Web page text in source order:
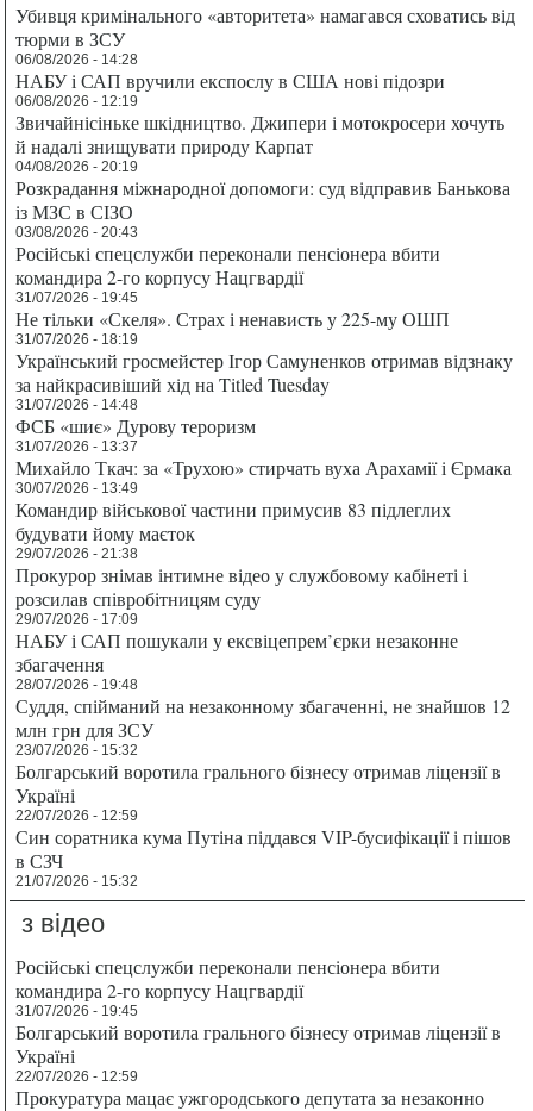
Убивця кримінального «авторитета» намагався сховатись від
тюрми в ЗСУ
06/08/2026 - 14:28
НАБУ і САП вручили експослу в США нові підозри
06/08/2026 - 12:19
Звичайнісіньке шкідництво. Джипери і мотокросери хочуть
й надалі знищувати природу Карпат
04/08/2026 - 20:19
Розкрадання міжнародної допомоги: суд відправив Банькова
із МЗС в СІЗО
03/08/2026 - 20:43
Російські спецслужби переконали пенсіонера вбити
командира 2-го корпусу Нацгвардії
31/07/2026 - 19:45
Не тільки «Скеля». Страх і ненависть у 225-му ОШП
31/07/2026 - 18:19
Український гросмейстер Ігор Самуненков отримав відзнаку
за найкрасивіший хід на Titled Tuesday
31/07/2026 - 14:48
ФСБ «шиє» Дурову тероризм
31/07/2026 - 13:37
Михайло Ткач: за «Трухою» стирчать вуха Арахамії і Єрмака
30/07/2026 - 13:49
Командир військової частини примусив 83 підлеглих
будувати йому маєток
29/07/2026 - 21:38
Прокурор знімав інтимне відео у службовому кабінеті і
розсилав співробітницям суду
29/07/2026 - 17:09
НАБУ і САП пошукали у ексвіцепрем’єрки незаконне
збагачення
28/07/2026 - 19:48
Суддя, спійманий на незаконному збагаченні, не знайшов 12
млн грн для ЗСУ
23/07/2026 - 15:32
Болгарський воротила грального бізнесу отримав ліцензії в
Україні
22/07/2026 - 12:59
Син соратника кума Путіна піддався VIP-бусифікації і пішов
в СЗЧ
21/07/2026 - 15:32
з відео
Російські спецслужби переконали пенсіонера вбити
командира 2-го корпусу Нацгвардії
31/07/2026 - 19:45
Болгарський воротила грального бізнесу отримав ліцензії в
Україні
22/07/2026 - 12:59
Прокуратура мацає ужгородського депутата за незаконно